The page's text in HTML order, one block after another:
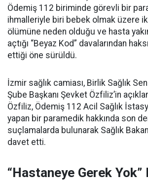
Ödemiş 112 biriminde görevli bir
ihmalleriyle biri bebek olmak üzere
ölümüne neden olduğu ve hasta
açtığı “Beyaz Kod” davalarından
ettiği öne sürüldü.
İzmir sağlık camiası, Birlik Sağlık
Şube Başkanı Şevket Özfiliz’in
Özfiliz, Ödemiş 112 Acil Sağlık
yapan bir paramedik hakkında son
suçlamalarda bulunarak Sağlık
davet etti.
“Hastaneye Gerek Yok”